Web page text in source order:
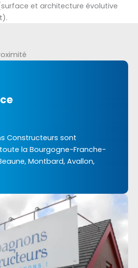
et architecture évolutive
Constructeurs sont
la Bourgogne-Franche-
Montbard, Avallon,